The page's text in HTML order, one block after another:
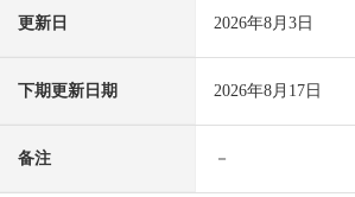
更新日 2026年8月3日
下期更新日期 2026年8月17日
备注 －